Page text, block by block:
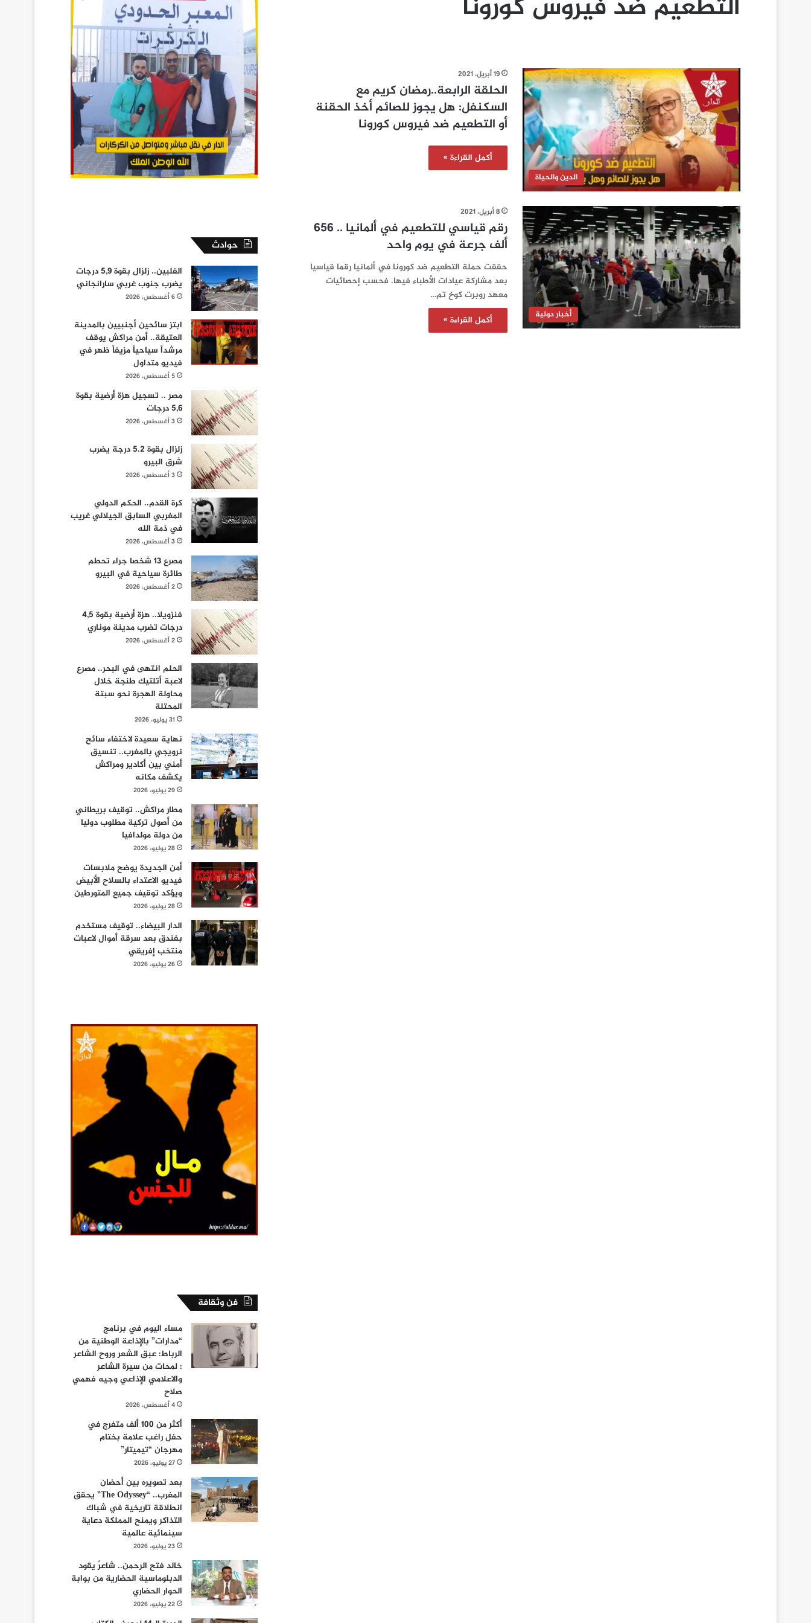
التطعيم ضد فيروس كورونا
الدين والحياة
19 أبريل، 2021
الحلقة الرابعة..رمضان كريم مع
السكنفل: هل يجوز للصائم أخذ الحقنة
أو التطعيم ضد فيروس كورونا
أكمل القراءة »
أخبار دولية
8 أبريل، 2021
رقم قياسي للتطعيم في ألمانيا .. 656
ألف جرعة في يوم واحد
حققت حملة التطعيم ضد كورونا في ألمانيا رقما قياسيا
بعد مشاركة عيادات الأطباء فيها. فحسب إحصائيات
معهد روبرت كوخ تم…
أكمل القراءة »
حوادث
الفلبين.. زلزال بقوة 5,9 درجات
يضرب جنوب غربي سارانجاني
6 أغسطس، 2026
ابتز سائحين أجنبيين بالمدينة
العتيقة.. أمن مراكش يوقف
مرشداً سياحياً مزيفاً ظهر في
فيديو متداول
5 أغسطس، 2026
مصر .. تسجيل هزة أرضية بقوة
5,6 درجات
3 أغسطس، 2026
زلزال بقوة 5.2 درجة يضرب
شرق البيرو
3 أغسطس، 2026
كرة القدم.. الحكم الدولي
المغربي السابق الجيلالي غريب
في ذمة الله
3 أغسطس، 2026
مصرع 13 شخصا جراء تحطم
طائرة سياحية في البيرو
2 أغسطس، 2026
فنزويلا.. هزة أرضية بقوة 4,5
درجات تضرب مدينة موناري
2 أغسطس، 2026
الحلم انتهى في البحر.. مصرع
لاعبة أتلتيك طنجة خلال
محاولة الهجرة نحو سبتة
المحتلة
31 يوليو، 2026
نهاية سعيدة لاختفاء سائح
نرويجي بالمغرب.. تنسيق
أمني بين أكادير ومراكش
يكشف مكانه
29 يوليو، 2026
مطار مراكش.. توقيف بريطاني
من أصول تركية مطلوب دوليا
من دولة مولدافيا
28 يوليو، 2026
أمن الجديدة يوضح ملابسات
فيديو الاعتداء بالسلاح الأبيض
ويؤكد توقيف جميع المتورطين
28 يوليو، 2026
الدار البيضاء.. توقيف مستخدم
بفندق بعد سرقة أموال لاعبات
منتخب إفريقي
26 يوليو، 2026
فن وثقافة
مساء اليوم في برنامج
“مدارات” بالإذاعة الوطنية من
الرباط: عبق الشعر وروح الشاعر
: لمحات من سيرة الشاعر
والاعلامي الإذاعي وجيه فهمي
صلاح
4 أغسطس، 2026
أكثر من 100 ألف متفرج في
حفل راغب علامة بختام
مهرجان “تيميتار”
27 يوليو، 2026
بعد تصويره بين أحضان
المغرب.. “The Odyssey” يحقق
انطلاقة تاريخية في شباك
التذاكر ويمنح المملكة دعاية
سينمائية عالمية
23 يوليو، 2026
خالد فتح الرحمن.. شاعرٌ يقود
الدبلوماسية الحضارية من بوابة
الحوار الحضاري
22 يوليو، 2026